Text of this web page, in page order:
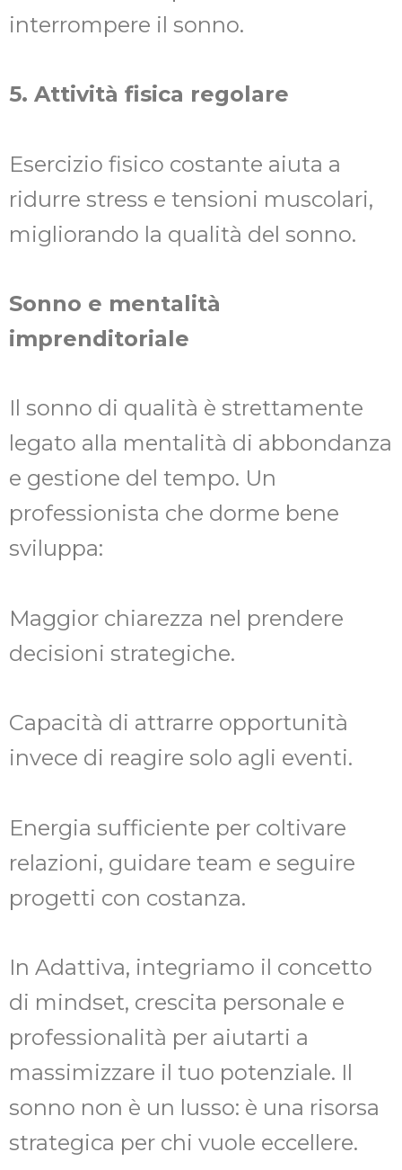
interrompere il sonno.
5. Attività fisica regolare
Esercizio fisico costante aiuta a
ridurre stress e tensioni muscolari,
migliorando la qualità del sonno.
Sonno e mentalità
imprenditoriale
Il sonno di qualità è strettamente
legato alla mentalità di abbondanza
e gestione del tempo. Un
professionista che dorme bene
sviluppa:
Maggior chiarezza nel prendere
decisioni strategiche.
Capacità di attrarre opportunità
invece di reagire solo agli eventi.
Energia sufficiente per coltivare
relazioni, guidare team e seguire
progetti con costanza.
In Adattiva, integriamo il concetto
di mindset, crescita personale e
professionalità per aiutarti a
massimizzare il tuo potenziale. Il
sonno non è un lusso: è una risorsa
strategica per chi vuole eccellere.